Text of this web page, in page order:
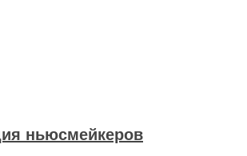
ньюсмейкеров